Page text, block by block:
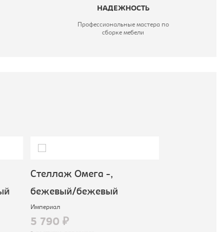
НАДЕЖНОСТЬ
Профессиональные мастера по
сборке мебели
Стеллаж Омега -,
бежевый/бежевый
Империал
5 790 ₽